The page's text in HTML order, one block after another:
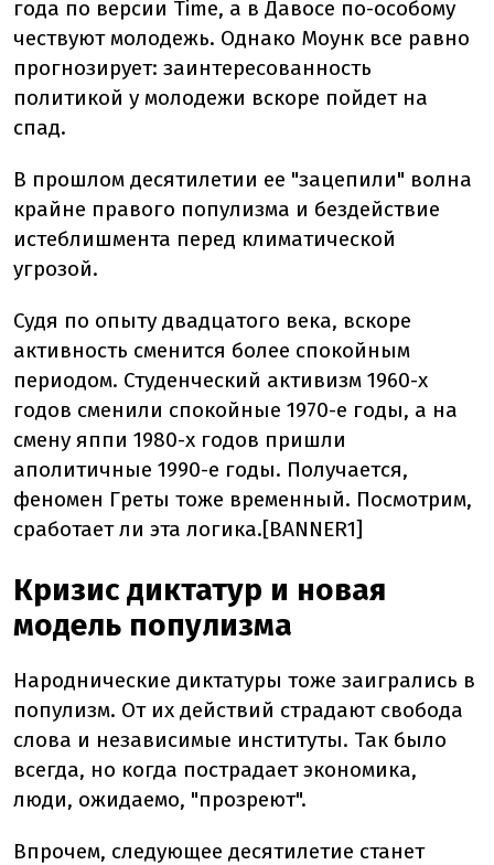
года по версии Time, а в Давосе по-особому
чествуют молодежь. Однако Моунк все равно
прогнозирует: заинтересованность
политикой у молодежи вскоре пойдет на
спад.
В прошлом десятилетии ее "зацепили" волна
крайне правого популизма и бездействие
истеблишмента перед климатической
угрозой.
Судя по опыту двадцатого века, вскоре
активность сменится более спокойным
периодом. Студенческий активизм 1960-х
годов сменили спокойные 1970-е годы, а на
смену яппи 1980-х годов пришли
аполитичные 1990-е годы. Получается,
феномен Греты тоже временный. Посмотрим,
сработает ли эта логика.[BANNER1]
Кризис диктатур и новая
модель популизма
Народнические диктатуры тоже заигрались в
популизм. От их действий страдают свобода
слова и независимые институты. Так было
всегда, но когда пострадает экономика,
люди, ожидаемо, "прозреют".
Впрочем, следующее десятилетие станет